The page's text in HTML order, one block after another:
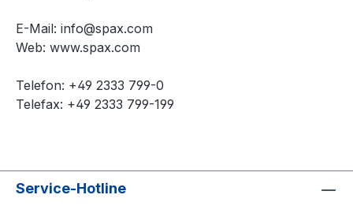
E-Mail: info@spax.com
Web: www.spax.com
Telefon: +49 2333 799-0
Telefax: +49 2333 799-199
Service-Hotline